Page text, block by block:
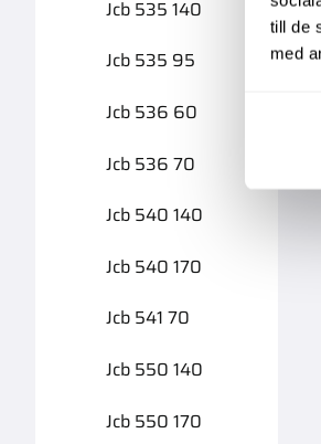
till de
med
Jcb 535 140
Jcb 535 95
Jcb 536 60
Jcb 536 70
Jcb 540 140
Jcb 540 170
Jcb 541 70
Jcb 550 140
Jcb 550 170